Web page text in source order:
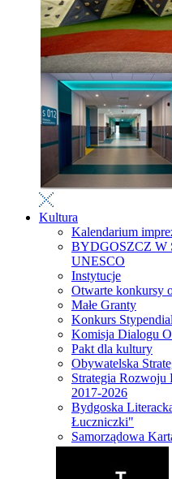
Kultura
Kalendarium
BYDGOSZCZ W
UNESCO
Instytucje
Otwarte konkursy
Małe Granty
Konkurs
Komisja Dialogu
Pakt dla kultury
Obywatelska
Strategia Rozwoju
2017-2026
Bydgoska
Łuczniczki"
Samorządowa